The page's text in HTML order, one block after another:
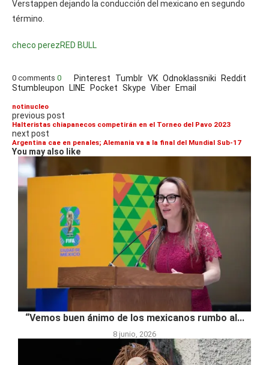
Verstappen dejando la conducción del mexicano en segundo
término.
checo perezRED BULL
0 comments 0 Pinterest Tumblr VK Odnoklassniki Reddit
Stumbleupon LINE Pocket Skype Viber Email
notinucleo
previous post
Halteristas chiapanecos competirán en el Torneo del Pavo 2023
next post
Argentina cae en penales; Alemania va a la final del Mundial Sub-17
You may also like
“Vemos buen ánimo de los mexicanos rumbo al...
8 junio, 2026